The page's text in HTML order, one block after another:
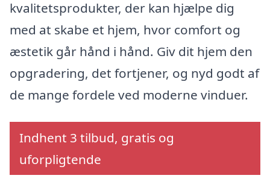
kvalitetsprodukter, der kan hjælpe dig
med at skabe et hjem, hvor comfort og
æstetik går hånd i hånd. Giv dit hjem den
opgradering, det fortjener, og nyd godt af
de mange fordele ved moderne vinduer.
Indhent 3 tilbud, gratis og
uforpligtende